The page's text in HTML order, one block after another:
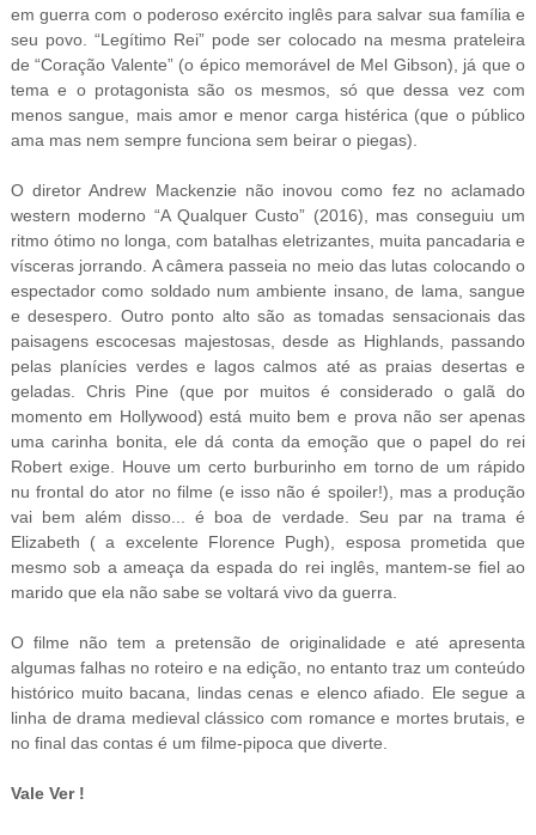
em guerra com o poderoso exército inglês para salvar sua família e
seu povo. “Legítimo Rei” pode ser colocado na mesma prateleira
de “Coração Valente” (o épico memorável de Mel Gibson), já que o
tema e o protagonista são os mesmos, só que dessa vez com
menos sangue, mais amor e menor carga histérica (que o público
ama mas nem sempre funciona sem beirar o piegas).
O diretor Andrew Mackenzie não inovou como fez no aclamado
western moderno “A Qualquer Custo” (2016), mas conseguiu um
ritmo ótimo no longa, com batalhas eletrizantes, muita pancadaria e
vísceras jorrando. A câmera passeia no meio das lutas colocando o
espectador como soldado num ambiente insano, de lama, sangue
e desespero. Outro ponto alto são as tomadas sensacionais das
paisagens escocesas majestosas, desde as Highlands, passando
pelas planícies verdes e lagos calmos até as praias desertas e
geladas. Chris Pine (que por muitos é considerado o galã do
momento em Hollywood) está muito bem e prova não ser apenas
uma carinha bonita, ele dá conta da emoção que o papel do rei
Robert exige. Houve um certo burburinho em torno de um rápido
nu frontal do ator no filme (e isso não é spoiler!), mas a produção
vai bem além disso... é boa de verdade. Seu par na trama é
Elizabeth ( a excelente Florence Pugh), esposa prometida que
mesmo sob a ameaça da espada do rei inglês, mantem-se fiel ao
marido que ela não sabe se voltará vivo da guerra.
O filme não tem a pretensão de originalidade e até apresenta
algumas falhas no roteiro e na edição, no entanto traz um conteúdo
histórico muito bacana, lindas cenas e elenco afiado. Ele segue a
linha de drama medieval clássico com romance e mortes brutais, e
no final das contas é um filme-pipoca que diverte.
Vale Ver !